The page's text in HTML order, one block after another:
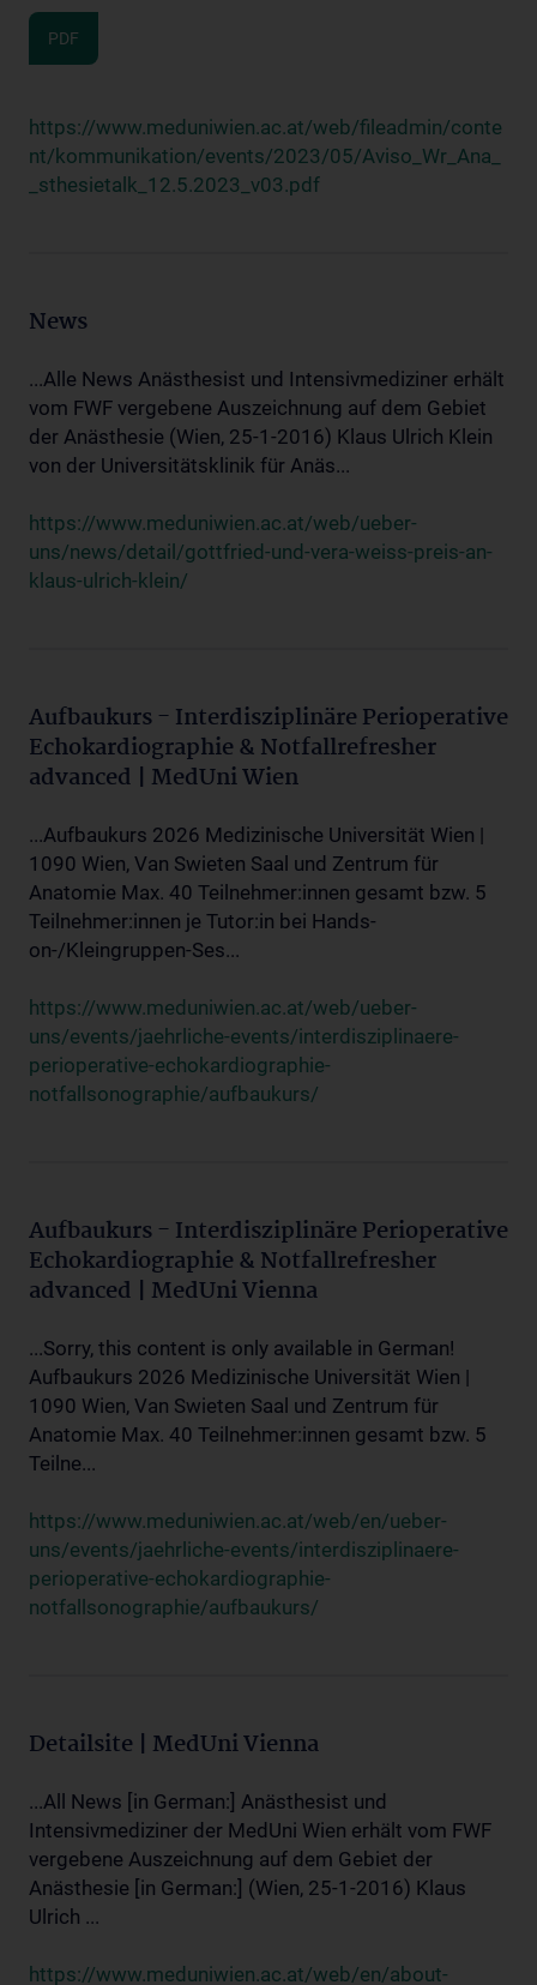
PDF
https://www.meduniwien.ac.at/web/fileadmin/conte
nt/kommunikation/events/2023/05/Aviso_Wr_Ana_
_sthesietalk_12.5.2023_v03.pdf
News
...Alle News Anästhesist und Intensivmediziner erhält
vom FWF vergebene Auszeichnung auf dem Gebiet
der Anästhesie (Wien, 25-1-2016) Klaus Ulrich Klein
von der Universitätsklinik für Anäs...
https://www.meduniwien.ac.at/web/ueber-
uns/news/detail/gottfried-und-vera-weiss-preis-an-
klaus-ulrich-klein/
Aufbaukurs - Interdisziplinäre Perioperative
Echokardiographie & Notfallrefresher
advanced | MedUni Wien
...Aufbaukurs 2026 Medizinische Universität Wien |
1090 Wien, Van Swieten Saal und Zentrum für
Anatomie Max. 40 Teilnehmer:innen gesamt bzw. 5
Teilnehmer:innen je Tutor:in bei Hands-
on-/Kleingruppen-Ses...
https://www.meduniwien.ac.at/web/ueber-
uns/events/jaehrliche-events/interdisziplinaere-
perioperative-echokardiographie-
notfallsonographie/aufbaukurs/
Aufbaukurs - Interdisziplinäre Perioperative
Echokardiographie & Notfallrefresher
advanced | MedUni Vienna
...Sorry, this content is only available in German!
Aufbaukurs 2026 Medizinische Universität Wien |
1090 Wien, Van Swieten Saal und Zentrum für
Anatomie Max. 40 Teilnehmer:innen gesamt bzw. 5
Teilne...
https://www.meduniwien.ac.at/web/en/ueber-
uns/events/jaehrliche-events/interdisziplinaere-
perioperative-echokardiographie-
notfallsonographie/aufbaukurs/
Detailsite | MedUni Vienna
...All News [in German:] Anästhesist und
Intensivmediziner der MedUni Wien erhält vom FWF
vergebene Auszeichnung auf dem Gebiet der
Anästhesie [in German:] (Wien, 25-1-2016) Klaus
Ulrich ...
https://www.meduniwien.ac.at/web/en/about-